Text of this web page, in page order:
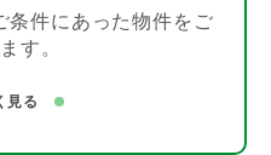
条件にあった物件をご
す。
見る